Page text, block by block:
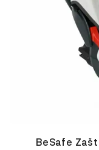
BeSafe